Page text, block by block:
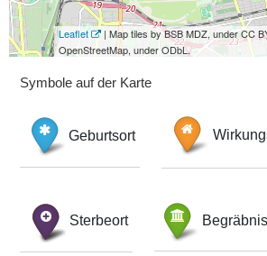
Leaflet
| Map tiles by BSB MDZ, under CC
OpenStreetMap, under ODbL.
Symbole auf der Karte
Geburtsort
Sterbeort